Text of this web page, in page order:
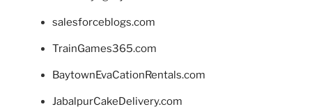
salesforceblogs.com
TrainGames365.com
BaytownEvaCationRentals.com
JabalpurCakeDelivery.com